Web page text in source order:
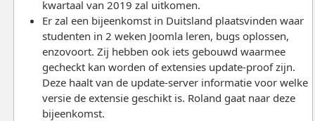
kwartaal van 2019 zal uitkomen.
Er zal een bijeenkomst in Duitsland plaatsvinden waar
studenten in 2 weken Joomla leren, bugs oplossen,
enzovoort. Zij hebben ook iets gebouwd waarmee
gecheckt kan worden of extensies update-proof zijn.
Deze haalt van de update-server informatie voor welke
versie de extensie geschikt is. Roland gaat naar deze
bijeenkomst.